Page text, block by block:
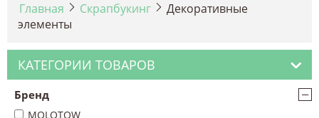
Главная Скрапбукинг
Декоративные
элементы
КАТЕГОРИИ ТОВАРОВ
Бренд −
MOLOTOW